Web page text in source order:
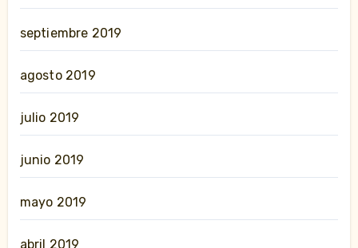
septiembre 2019
agosto 2019
julio 2019
junio 2019
mayo 2019
abril 2019